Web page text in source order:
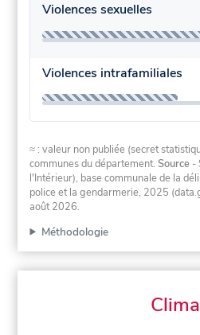
Violences sexuelles
Violences intrafamiliales
≈ : valeur non publiée (secret
communes du département.Source -
l'Intérieur), base communale de la
police et la gendarmerie, 2025
août 2026.
Méthodologie